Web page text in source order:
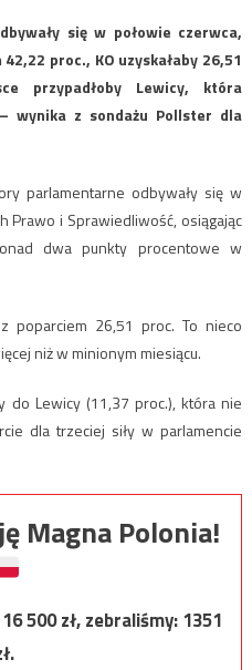
się w połowie czerwca,
proc., KO uzyskałaby 26,51
przypadłoby Lewicy, która
wynika z sondażu Pollster dla
parlamentarne odbywały się w
Prawo i Sprawiedliwość, osiągając
dwa punkty procentowe w
poparciem 26,51 proc. To nieco
niż w minionym miesiącu.
do Lewicy (11,37 proc.), która nie
dla trzeciej siły w parlamencie
Magna Polonia!
16 500zł, zebraliśmy:1351